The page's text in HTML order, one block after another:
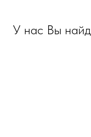
У нас Вы